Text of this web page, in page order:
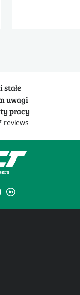
stałe
uwagi
pracy
reviews